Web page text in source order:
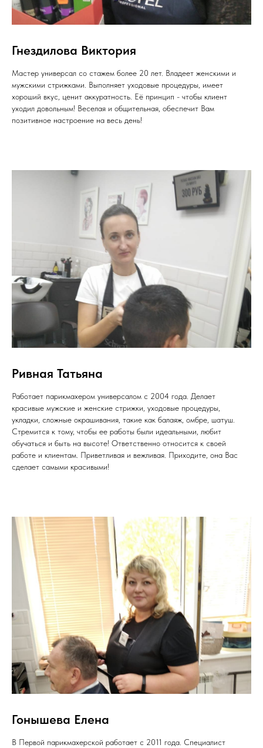
Гнездилова Виктория
Мастер универсал со стажем более 20 лет. Владеет женскими и
мужскими стрижками. Выполняет уходовые процедуры, имеет
хороший вкус, ценит аккуратность. Её принцип - чтобы клиент
уходил довольным! Веселая и общительная, обеспечит Вам
позитивное настроение на весь день!
Ривная Татьяна
Работает парикмахером универсалом с 2004 года. Делает
красивые мужские и женские стрижки, уходовые процедуры,
укладки, сложные окрашивания, такие как балаяж, омбре, шатуш.
Стремится к тому, чтобы ее работы были идеальными, любит
обучаться и быть на высоте! Ответственно относится к своей
работе и клиентам. Приветливая и вежливая. Приходите, она Вас
сделает самыми красивыми!
Гонышева Елена
В Первой парикмахерской работает с 2011 года. Специалист